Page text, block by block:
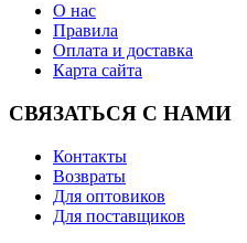
О нас
Правила
Оплата и доставка
Карта сайта
СВЯЗАТЬСЯ С НАМИ
Контакты
Возвраты
Для оптовиков
Для поставщиков